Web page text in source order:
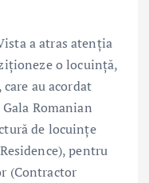
a atras atenția
o locuință,
au acordat
Romanian
de locuințe
pentru
(Contractor